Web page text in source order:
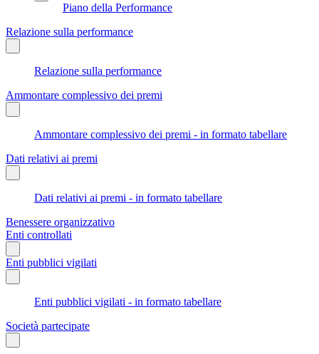
Piano della Performance
Relazione sulla performance
Relazione sulla performance
Ammontare complessivo dei premi
Ammontare complessivo dei premi - in formato tabellare
Dati relativi ai premi
Dati relativi ai premi - in formato tabellare
Benessere organizzativo
Enti controllati
Enti pubblici vigilati
Enti pubblici vigilati - in formato tabellare
Società partecipate